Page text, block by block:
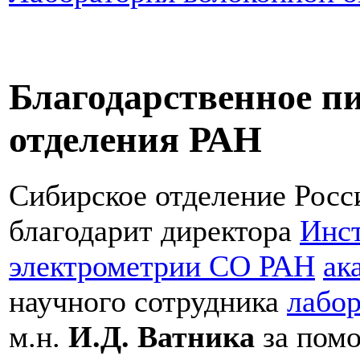
Благодарственное
отделения РАН
Сибирское отделение
благодарит директора
электрометрии СО РАН
научного сотрудника
м.н. И.Д. Ватника за